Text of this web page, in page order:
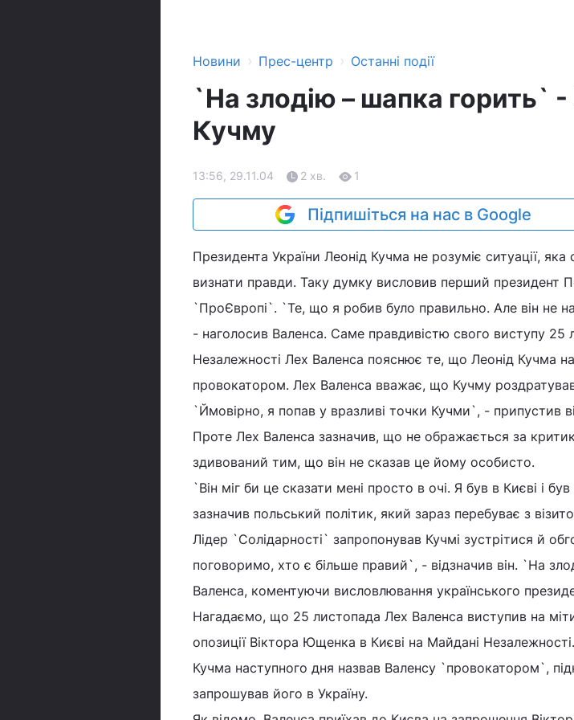
Новини › Прес-центр › Останні події
`На злодію – шапка горить`
Кучму
13:56, 29.11.04 2 хв. 1
Підпишіться на нас в Google
Президента України Леонід Кучма не розуміє ситуації, яка
визнати правди. Таку думку висловив перший президент
`ПроЄвропі`. `Те, що я робив було правильно. Але він не на
- наголосив Валенса. Саме правдивістю свого виступу 25
Незалежності Лех Валенса пояснює те, що Леонід Кучма
провокатором. Лех Валенса вважає, що Кучму
`Ймовірно, я попав у вразливі точки Кучми`, - припустив
Проте Лех Валенса зазначив, що не ображається за
здивований тим, що він не сказав це йому особисто.
`Він міг би це сказати мені просто в очі. Я був в Києві і
зазначив польський політик, який зараз перебуває з
Лідер `Солідарності` запропонував Кучмі зустрітися й
поговоримо, хто є більше правий`, - відзначив він. `На
Валенса, коментуючи висловлювання українського
Нагадаємо, що 25 листопада Лех Валенса виступив на
опозиції Віктора Ющенка в Києві на Майдані Незалежності.
Кучма наступного дня назвав Валенсу `провокатором`,
запрошував його в Україну.